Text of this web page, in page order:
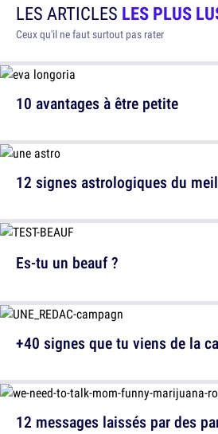
LES ARTICLES LES PLUS
Ceux qu'il ne faut surtout pas rater
10 avantages à être petite
12 signes astrologiques du
12 messages laissés par des
Es-tu un beauf ?
+40 signes que tu viens de la